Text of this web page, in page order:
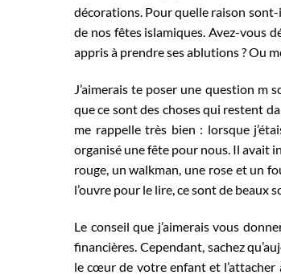
décorations. Pour quelle raison
de nos fêtes islamiques. Avez-vous
appris à prendre ses ablutions ? Ou
J’aimerais te poser une question
que ce sont des choses qui restent
me rappelle très bien : lorsque
organisé une fête pour nous. Il avait
rouge, un walkman, une rose et un
l’ouvre pour le lire, ce sont de beaux
Le conseil que j’aimerais vous
financières. Cependant, sachez
le cœur de votre enfant et l’attacher